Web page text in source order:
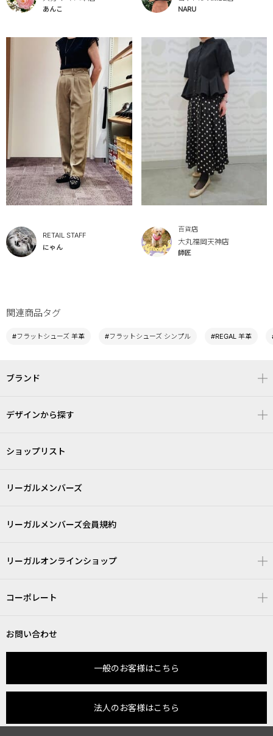
あんこ NARU
RETAIL STAFF
にゃん
百貨店
大丸福岡天神店
師匠
関連商品タグ
#フラットシューズ 羊革 #フラットシューズ シンプル #REGAL 羊革
ブランド
デザインから探す
ショップリスト
リーガルメンバーズ
リーガルメンバーズ会員規約
リーガルオンラインショップ
コーポレート
お問い合わせ
一般のお客様はこちら
法人のお客様はこちら